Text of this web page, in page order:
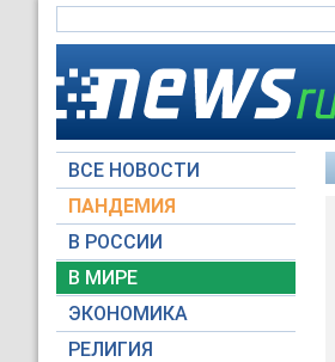
ВСЕ НОВОСТИ
ПАНДЕМИЯ
В РОССИИ
В МИРЕ
ЭКОНОМИКА
РЕЛИГИЯ